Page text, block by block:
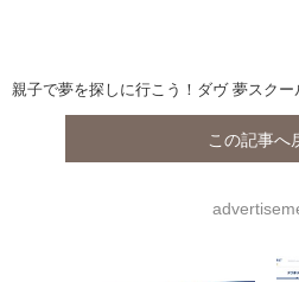
親子で夢を探しに行こう！ダヴ 夢スクー
この記事へ